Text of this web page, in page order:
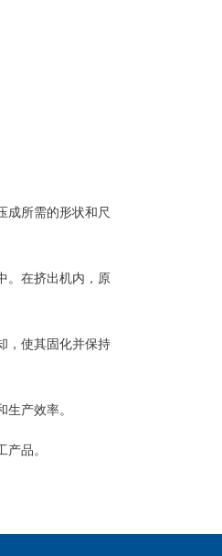
成所需的形状和尺
。在挤出机内，原
，使其固化并保持
产效率。
品。